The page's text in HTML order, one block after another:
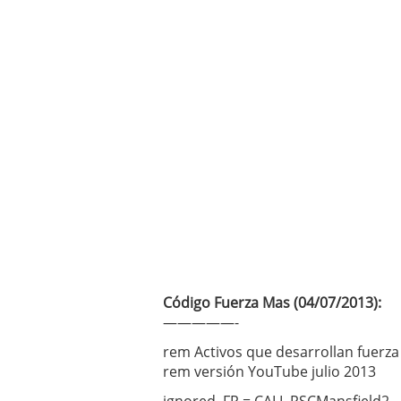
Código Fuerza Mas (04/07/2013):
—————-
rem Activos que desarrollan fuerza
rem versión YouTube julio 2013